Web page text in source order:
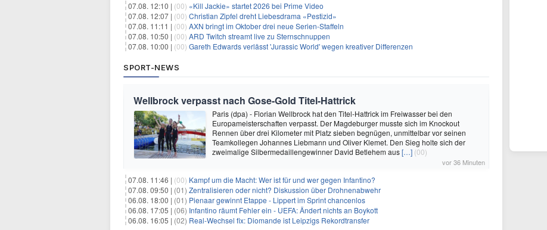
07.08. 12:10 | (00) «Kill Jackie» startet 2026 bei Prime Video
07.08. 12:07 | (00) Christian Zipfel dreht Liebesdrama «Pestizid»
07.08. 11:11 | (00) AXN bringt im Oktober drei neue Serien-Staffeln
07.08. 10:50 | (00) ARD Twitch streamt live zu Sternschnuppen
07.08. 10:00 | (00) Gareth Edwards verlässt 'Jurassic World' wegen kreativer Differenzen
SPORT-NEWS
Wellbrock verpasst nach Gose-Gold Titel-Hattrick
Paris (dpa) - Florian Wellbrock hat den Titel-Hattrick im Freiwasser bei den
Europameisterschaften verpasst. Der Magdeburger musste sich im Knockout
Rennen über drei Kilometer mit Platz sieben begnügen, unmittelbar vor seinen
Teamkollegen Johannes Liebmann und Oliver Klemet. Den Sieg holte sich der
zweimalige Silbermedaillengewinner David Betlehem aus[…] (00)
vor 36 Minuten
07.08. 11:46 | (00) Kampf um die Macht: Wer ist für und wer gegen Infantino?
07.08. 09:50 | (01) Zentralisieren oder nicht? Diskussion über Drohnenabwehr
06.08. 18:00 | (01) Pienaar gewinnt Etappe - Lippert im Sprint chancenlos
06.08. 17:05 | (06) Infantino räumt Fehler ein - UEFA: Ändert nichts an Boykott
06.08. 16:05 | (02) Real-Wechsel fix: Diomande ist Leipzigs Rekordtransfer